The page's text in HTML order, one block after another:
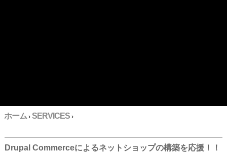
ホーム› SERVICES ›
Drupal Commerceによるネットショップの構築を応援！！